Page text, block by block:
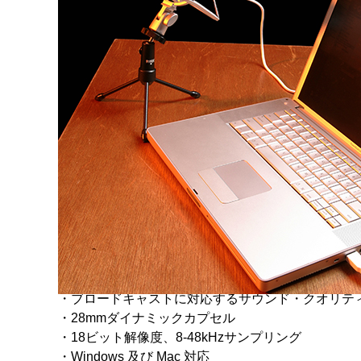
・ブロードキャストに対応するサウンド・クオリテ
・28mmダイナミックカプセル
・18ビット解像度、8-48kHzサンプリング
・Windows 及び Mac 対応